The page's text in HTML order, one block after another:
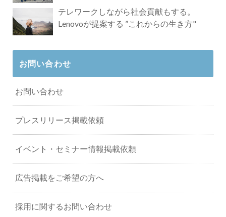
テレワークしながら社会貢献もする。
Lenovoが提案する ”これからの生き方"
お問い合わせ
お問い合わせ
プレスリリース掲載依頼
イベント・セミナー情報掲載依頼
広告掲載をご希望の方へ
採用に関するお問い合わせ